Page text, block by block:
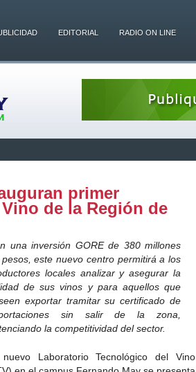
EDITORIAL RADIO ON LINE
primer
de la Región de
una inversión GORE de 380 millones
este nuevo centro permitirá a los
locales analizar y asegurar la
de sus vinos y para aquellos que
exportar tramitar su certificado de
sin salir de la zona,
la competitividad del sector.
Laboratorio Tecnológico del Vino